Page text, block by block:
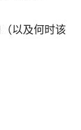
以及何时该